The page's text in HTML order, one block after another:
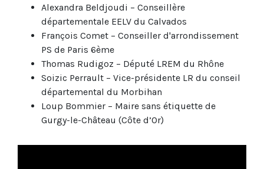
Alexandra Beldjoudi – Conseillère
départementale EELV du Calvados
François Comet – Conseiller d'arrondissement
PS de Paris 6ème
Thomas Rudigoz – Député LREM du Rhône
Soizic Perrault – Vice-présidente LR du conseil
départemental du Morbihan
Loup Bommier – Maire sans étiquette de
Gurgy-le-Château (Côte d’Or)